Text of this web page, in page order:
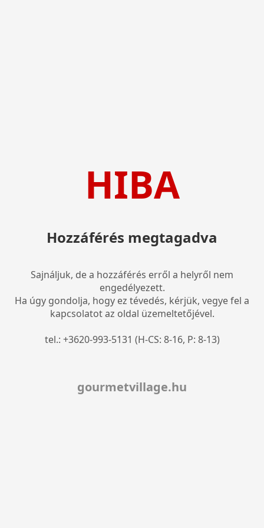
HIBA
Hozzáférés megtagadva
Sajnáljuk, de a hozzáférés erről a helyről nem
engedélyezett.
Ha úgy gondolja, hogy ez tévedés, kérjük, vegye fel a
kapcsolatot az oldal üzemeltetőjével.
tel.: +3620-993-5131 (H-CS: 8-16, P: 8-13)
gourmetvillage.hu